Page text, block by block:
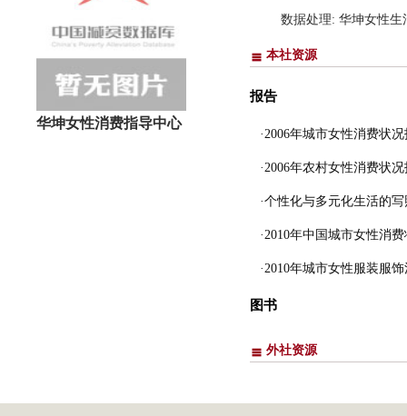
华坤女性消费指导中心
数据处理: 华坤女性生
本社资源
报告
·2006年城市女性消费状
·2006年农村女性消费状
·个性化与多元化生活的
·2010年中国城市女性消
·2010年城市女性服装服
图书
外社资源